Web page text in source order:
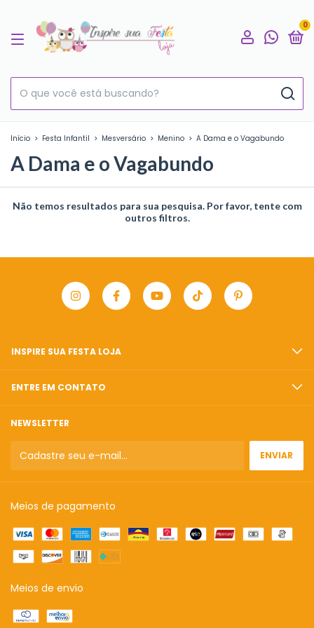
0
Início > Festa Infantil > Mesversário > Menino > A Dama e o Vagabundo
A Dama e o Vagabundo
Não temos resultados para sua pesquisa. Por favor, tente com
outros filtros.
INSPIRE SUA FESTA LOJA
ENTRE EM CONTATO
NEWSLETTER
Meios de pagamento
Meios de envio